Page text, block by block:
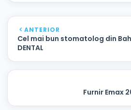
ANTERIOR
Cel mai bun stomatolog din
DENTAL
Furnir Emax